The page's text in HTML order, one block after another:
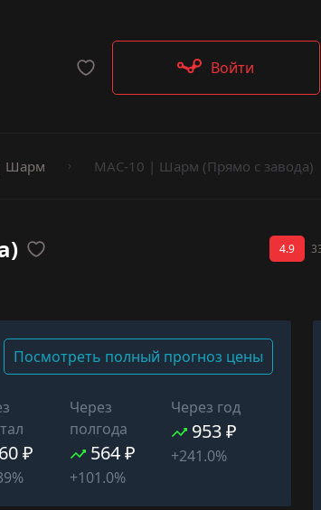
Войти
Шарм MAC-10 | Шарм (Прямо с завода)
4.9
Посмотреть полный прогноз цены
₽
Через
полгода
564 ₽
+101.0%
Через год
953 ₽
+241.0%